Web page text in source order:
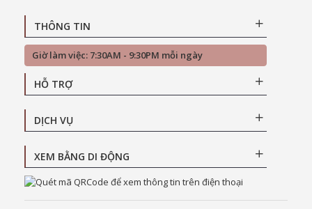
THÔNG TIN
Giờ làm việc: 7:30AM - 9:30PM mỗi ngày
HỖ TRỢ
DỊCH VỤ
XEM BẰNG DI ĐỘNG